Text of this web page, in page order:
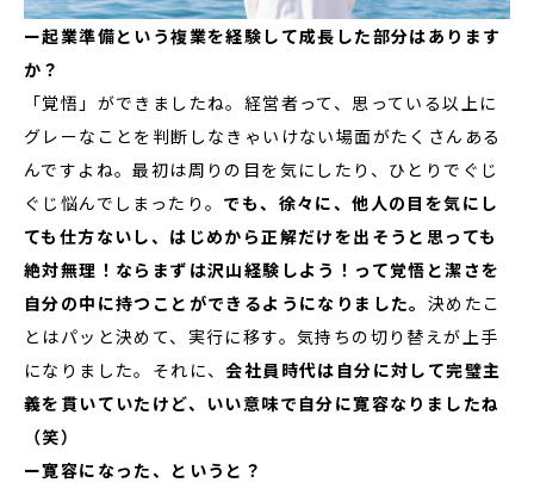
ー起業準備という複業を経験して成長した部分はあります
か？
「覚悟」ができましたね。経営者って、思っている以上に
グレーなことを判断しなきゃいけない場面がたくさんある
んですよね。最初は周りの目を気にしたり、ひとりでぐじ
ぐじ悩んでしまったり。 でも、徐々に、他人の目を気にし
ても仕方ないし、はじめから正解だけを出そうと思っても
絶対無理！ならまずは沢山経験しよう！って覚悟と潔さを
自分の中に持つことができるようになりました。 決めたこ
とはパッと決めて、実行に移す。気持ちの切り替えが上手
になりました。それに、会社員時代は自分に対して完璧主
義を貫いていたけど、いい意味で自分に寛容なりましたね
（笑）
ー寛容になった、というと？